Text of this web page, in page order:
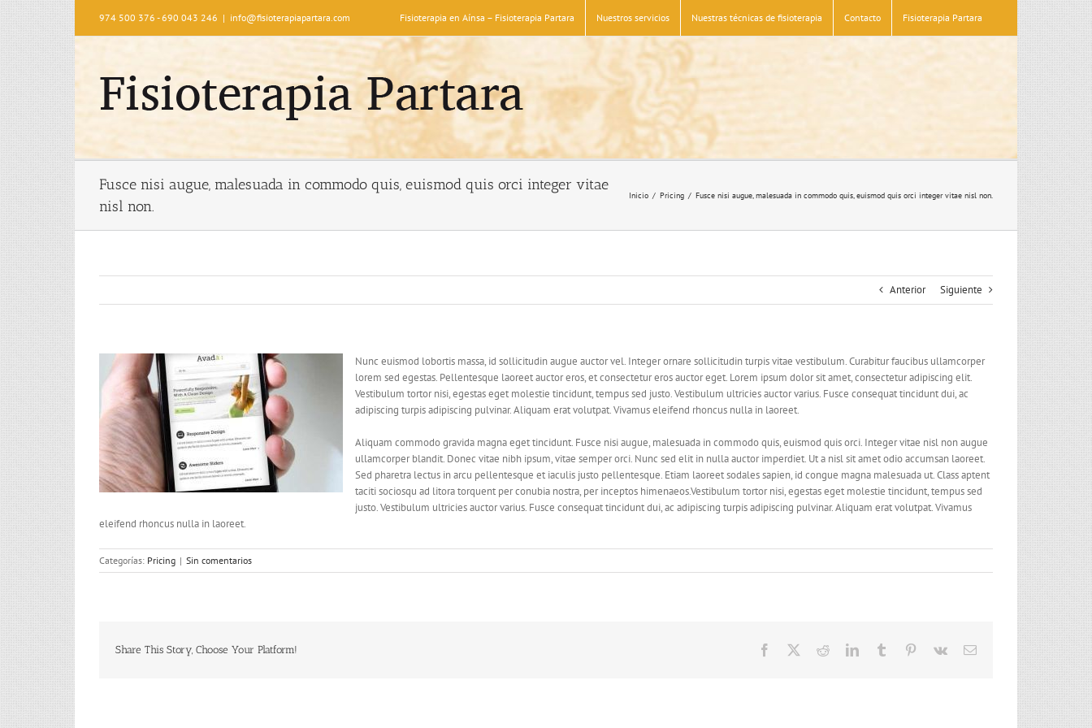
974 500 376 - 690 043 246 | info@fisioterapiapartara.com Fisioterapia en Aínsa – Fisioterapia Partara Nuestros servicios Nuestras técnicas de fisioterapia Contacto Fisioterapia Partara
Fusce nisi augue, malesuada in commodo quis, euismod quis orci integer vitae
nisl non.
Inicio Pricing Fusce nisi augue, malesuada in commodo quis, euismod quis orci integer vitae nisl non.
Anterior Siguiente
Nunc euismod lobortis massa, id sollicitudin augue auctor vel. Integer ornare sollicitudin turpis vitae vestibulum. Curabitur faucibus ullamcorper
lorem sed egestas. Pellentesque laoreet auctor eros, et consectetur eros auctor eget. Lorem ipsum dolor sit amet, consectetur adipiscing elit.
Vestibulum tortor nisi, egestas eget molestie tincidunt, tempus sed justo. Vestibulum ultricies auctor varius. Fusce consequat tincidunt dui, ac
adipiscing turpis adipiscing pulvinar. Aliquam erat volutpat. Vivamus eleifend rhoncus nulla in laoreet.
Aliquam commodo gravida magna eget tincidunt. Fusce nisi augue, malesuada in commodo quis, euismod quis orci. Integer vitae nisl non augue
ullamcorper blandit. Donec vitae nibh ipsum, vitae semper orci. Nunc sed elit in nulla auctor imperdiet. Ut a nisl sit amet odio accumsan laoreet.
Sed pharetra lectus in arcu pellentesque et iaculis justo pellentesque. Etiam laoreet sodales sapien, id congue magna malesuada ut. Class aptent
taciti sociosqu ad litora torquent per conubia nostra, per inceptos himenaeos.Vestibulum tortor nisi, egestas eget molestie tincidunt, tempus sed
justo. Vestibulum ultricies auctor varius. Fusce consequat tincidunt dui, ac adipiscing turpis adipiscing pulvinar. Aliquam erat volutpat. Vivamus
eleifend rhoncus nulla in laoreet.
Categorías: Pricing | Sin comentarios
Share This Story, Choose Your Platform! Facebook RedditLinkedInTumblr Pinterest
Vk
Correo